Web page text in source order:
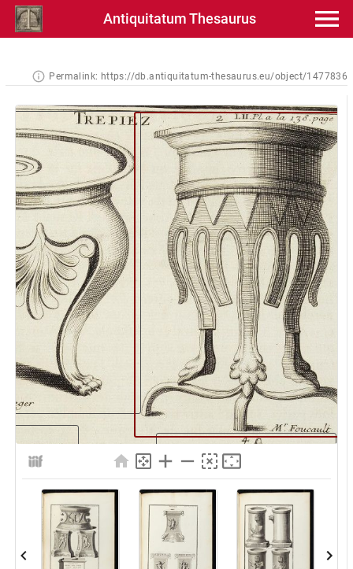
Antiquitatum Thesaurus
Permalink: https://db.antiquitatum-thesaurus.eu/object/1477836